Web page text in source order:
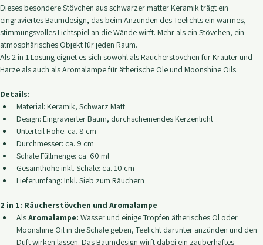
Wenn Licht durch Äste fällt
Dieses besondere Stövchen aus schwarzer matter Keramik trägt ein
eingraviertes Baumdesign, das beim Anzünden des Teelichts ein warmes,
stimmungsvolles Lichtspiel an die Wände wirft. Mehr als ein Stövchen, ein
atmosphärisches Objekt für jeden Raum.
Harze als auch als Aromalampe für ätherische Öle und Moonshine Oils.
Details:
Material: Keramik, Schwarz Matt
Design: Eingravierter Baum, durchscheinendes Kerzenlicht
Unterteil Höhe: ca. 8 cm
Durchmesser: ca. 9 cm
Schale Füllmenge: ca. 60 ml
Lieferumfang: Inkl. Sieb zum Räuchern
2 in 1: Räucherstövchen und Aromalampe
Als Aromalampe: Wasser und einige Tropfen ätherisches Öl oder